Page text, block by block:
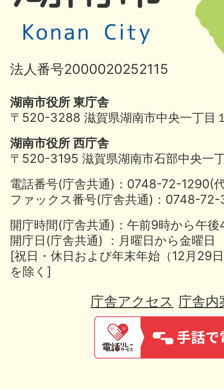
法人番号2000020252115
湖南市役所 東庁舎
〒520-3288 滋賀県湖南市中央一丁目
湖南市役所 西庁舎
〒520-3195 滋賀県湖南市石部中央一
電話番号(庁舎共通)：0748-72-
ファックス番号(庁舎共通)：0748-
開庁時間(庁舎共通)：午前9時から午
開庁日(庁舎共通) ：月曜日から金曜日
[祝日・休日および年末年始（12月29
を除く]
庁舎アクセス 庁舎内